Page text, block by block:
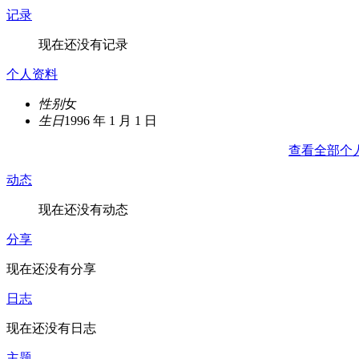
记录
现在还没有记录
个人资料
性别女
生日1996 年 1 月 1 日
查看全部个
动态
现在还没有动态
分享
现在还没有分享
日志
现在还没有日志